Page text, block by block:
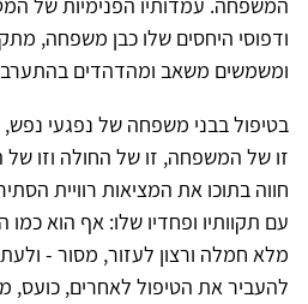
המשפחה. עמדותיו הפנימיות של
ודפוסי היחסים שלו כבן משפחה,
ומשמשים משאב ומהדהדים
בטיפול בבני משפחה של נפגעי
זו של המשפחה, זו של החולה וזו
חווה בתוכו את המציאות רוויית
עם תקוותיו ופחדיו שלו: אף הוא
מלא חמלה ורצון לעזור, מסור -
להעביר את הטיפול לאחרים, כועס,